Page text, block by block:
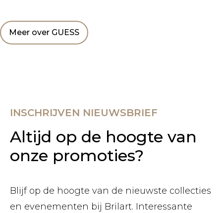
Meer over GUESS
INSCHRIJVEN NIEUWSBRIEF
Altijd op de hoogte van
onze promoties?
Blijf op de hoogte van de nieuwste collecties
en evenementen bij Brilart. Interessante